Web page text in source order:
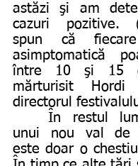
astăzi şi am
cazuri pozitive.
spun că fiecare
asimptomatică
între 10 şi 15
mărturisit Hordi
directorul
	În restul lumii, apariția
unui nou val de
este doar o